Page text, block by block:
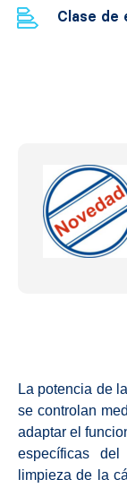
Clase de
La potencia de
se controlan
adaptar el
específicas
limpieza de la